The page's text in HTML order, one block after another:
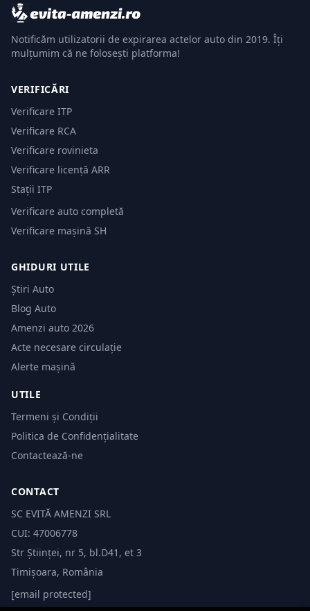
Notificăm utilizatorii de expirarea actelor auto din 2019. Îți
mulțumim că ne folosești platforma!
VERIFICĂRI
Verificare ITP
Verificare RCA
Verificare rovinieta
Verificare licență ARR
Stații ITP
Verificare auto completă
Verificare mașină SH
GHIDURI UTILE
Știri Auto
Blog Auto
Amenzi auto 2026
Acte necesare circulație
Alerte mașină
UTILE
Termeni și Condiții
Politica de Confidențialitate
Contactează-ne
CONTACT
SC EVITĂ AMENZI SRL
CUI: 47006778
Str Științei, nr 5, bl.D41, et 3
Timișoara, România
[email protected]